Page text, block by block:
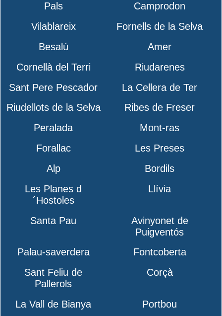
Pals
Camprodon
Vilablareix
Fornells de la Selva
Besalú
Amer
Cornellà del Terri
Riudarenes
Sant Pere Pescador
La Cellera de Ter
Riudellots de la Selva
Ribes de Freser
Peralada
Mont-ras
Forallac
Les Preses
Alp
Bordils
Les Planes d
´Hostoles
Llívia
Santa Pau
Avinyonet de
Puigventós
Palau-saverdera
Fontcoberta
Sant Feliu de
Pallerols
Corçà
La Vall de Bianya
Portbou